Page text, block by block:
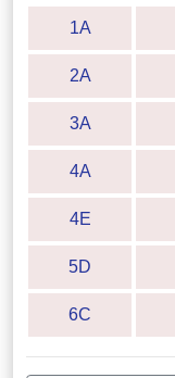
1A
2A
3A
4A
4E
5D
6C